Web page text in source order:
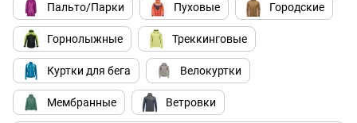
Пальто/Парки Пуховые Городские
Горнолыжные Треккинговые
Куртки для бега Велокуртки
Мембранные Ветровки